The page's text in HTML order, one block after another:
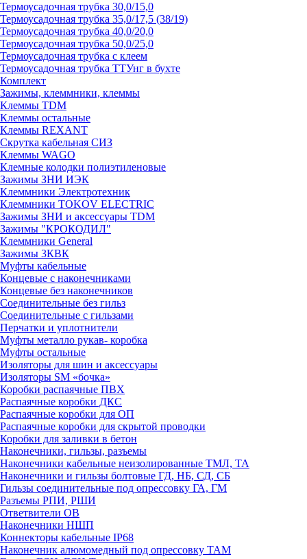
Термоусадочная трубка 30,0/15,0
Термоусадочная трубка 35,0/17,5 (38/19)
Термоусадочная трубка 40,0/20,0
Термоусадочная трубка 50,0/25,0
Термоусадочная трубка с клеем
Термоусадочная трубка ТТУнг в бухте
Комплект
Зажимы, клеммники, клеммы
Клеммы TDM
Клеммы остальные
Клеммы REXANT
Скрутка кабельная СИЗ
Клеммы WAGO
Клемные колодки полиэтиленовые
Зажимы ЗНИ ИЭК
Клеммники Электротехник
Клеммники TOKOV ELECTRIC
Зажимы ЗНИ и аксессуары TDM
Зажимы "КРОКОДИЛ"
Клеммники General
Зажимы 3КВК
Муфты кабельные
Концевые с наконечниками
Концевые без наконечников
Соединительные без гильз
Соединительные с гильзами
Перчатки и уплотнители
Муфты металло рукав- коробка
Муфты остальные
Изоляторы для шин и аксессуары
Изоляторы SM «бочка»
Коробки распаячные ПВХ
Распаячные коробки ДКС
Распаячные коробки для ОП
Распаячные коробки для скрытой проводки
Коробки для заливки в бетон
Наконечники, гильзы, разъемы
Наконечники кабельные неизолированные ТМЛ, ТА
Наконечники и гильзы болтовые ГД, НБ, СД, СБ
Гильзы соединительные под опрессовку ГА, ГМ
Разъемы РПИ, РШИ
Ответвители ОВ
Наконечники НШП
Коннекторы кабельные IP68
Наконечник алюмомедный под опрессовку ТАМ